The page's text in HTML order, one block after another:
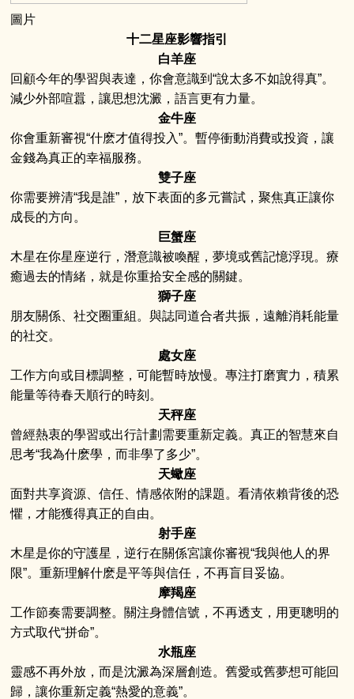
圖片
十二星座影響指引
白羊座
回顧今年的學習與表達，你會意識到“說太多不如說得真”。
減少外部喧囂，讓思想沈澱，語言更有力量。
金牛座
你會重新審視“什麽才值得投入”。暫停衝動消費或投資，讓
金錢為真正的幸福服務。
雙子座
你需要辨清“我是誰”，放下表面的多元嘗試，聚焦真正讓你
成長的方向。
巨蟹座
木星在你星座逆行，潛意識被喚醒，夢境或舊記憶浮現。療
癒過去的情緒，就是你重拾安全感的關鍵。
獅子座
朋友關係、社交圈重組。與誌同道合者共振，遠離消耗能量
的社交。
處女座
工作方向或目標調整，可能暫時放慢。專注打磨實力，積累
能量等待春天順行的時刻。
天秤座
曾經熱衷的學習或出行計劃需要重新定義。真正的智慧來自
思考“我為什麽學，而非學了多少”。
天蠍座
面對共享資源、信任、情感依附的課題。看清依賴背後的恐
懼，才能獲得真正的自由。
射手座
木星是你的守護星，逆行在關係宮讓你審視“我與他人的界
限”。重新理解什麽是平等與信任，不再盲目妥協。
摩羯座
工作節奏需要調整。關注身體信號，不再透支，用更聰明的
方式取代“拼命”。
水瓶座
靈感不再外放，而是沈澱為深層創造。舊愛或舊夢想可能回
歸，讓你重新定義“熱愛的意義”。